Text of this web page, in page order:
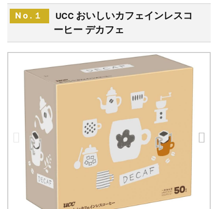
No.１ UCC おいしいカフェインレスコ
ーヒー デカフェ